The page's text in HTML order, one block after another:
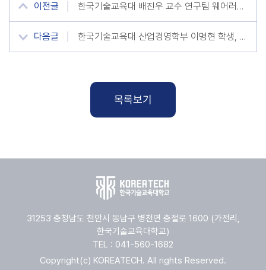
이전글 한국기술교육대 배진우 교수 연구팀 웨어러블·IoT 전원용 표준 소재 PVDF 한계 돌파
다음글 한국기술교육대 산업경영학부 이명현 학생, 제34회 공인노무사 시험 최종 합격
목록보기
31253 충청남도 천안시 동남구 병천면 충절로 1600 (가전리,
한국기술교육대학교)
TEL : 041-560-1682
Copyright(c) KOREATECH. All rights Reserved.